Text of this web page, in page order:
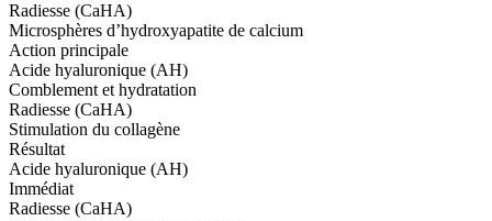
Radiesse (CaHA)
Microsphères d’hydroxyapatite de calcium
Action principale
Acide hyaluronique (AH)
Comblement et hydratation
Radiesse (CaHA)
Stimulation du collagène
Résultat
Acide hyaluronique (AH)
Immédiat
Radiesse (CaHA)